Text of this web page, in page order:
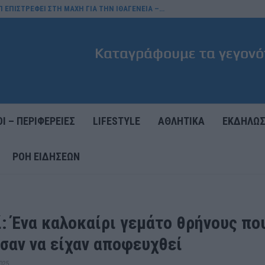
ΣΤΗ ΜΑΧΗ ΓΙΑ ΤΗΝ ΙΘΑΓΕΝΕΙΑ –…
– ΠΕΡΙΦΕΡΕΙΕΣ LIFESTYLE ΑΘΛΗΤΙΚΑ
ΡΟΉ ΕΙΔΉΣΕΩΝ
Ένα καλοκαίρι γεμάτο θρήνους
να είχαν αποφευχθεί